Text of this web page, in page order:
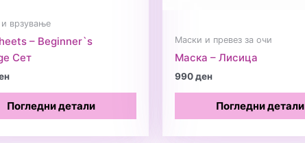
врзување
– Beginner`s
Сет
Погледни детали
Маски и превез за очи
Маска – Лисица
990ден
Погледни детали